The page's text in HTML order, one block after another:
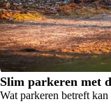
Slim parkeren met
Wat parkeren betreft